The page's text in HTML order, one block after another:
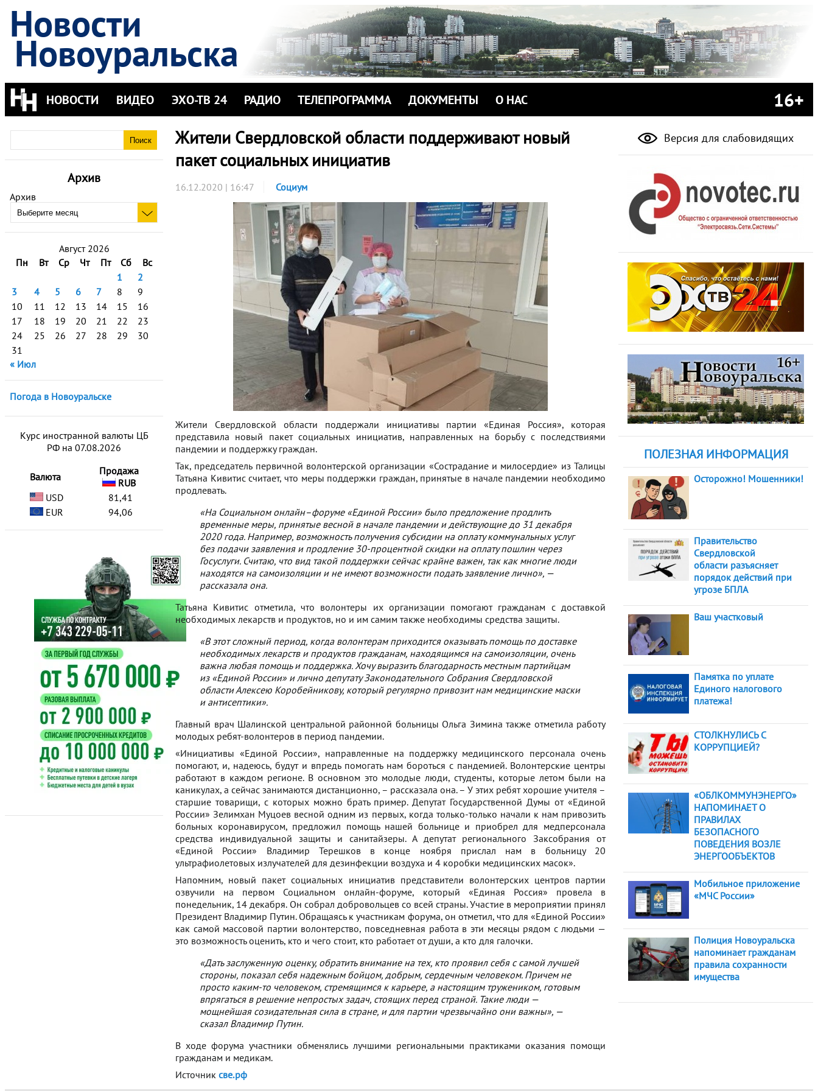
Новости
Новоуральска
НОВОСТИ ВИДЕО ЭХО-ТВ 24 РАДИО ТЕЛЕПРОГРАММА ДОКУМЕНТЫ О НАС 16+
Архив
Архив
Август 2026
Пн
Вт Ср Чт Пт Сб
Вс
1
2
3
4 5 6 7 8
9
10
11 12 13 14 15
16
17
18 19 20 21 22
23
24
25 26 27 28 29
30
31
« Июл
Погода в Новоуральске
Курс иностранной валюты ЦБ
РФ на 07.08.2026
Валюта
Продажа
RUB
USD
81,41
EUR
94,06
Жители Свердловской области поддерживают новый
пакет социальных инициатив
16.12.2020 | 16:47 Социум
Жители Свердловской области поддержали инициативы партии «Единая Россия», которая
представила новый пакет социальных инициатив, направленных на борьбу с последствиями
пандемии и поддержку граждан.
Так, председатель первичной волонтерской организации «Сострадание и милосердие» из Талицы
Татьяна Кивитис считает, что меры поддержки граждан, принятые в начале пандемии необходимо
продлевать.
«На Социальном онлайн–форуме «Единой России» было предложение продлить
временные меры, принятые весной в начале пандемии и действующие до 31 декабря
2020 года. Например, возможность получения субсидии на оплату коммунальных услуг
без подачи заявления и продление 30-процентной скидки на оплату пошлин через
Госуслуги. Считаю, что вид такой поддержки сейчас крайне важен, так как многие люди
находятся на самоизоляции и не имеют возможности подать заявление лично», —
рассказала она.
Татьяна Кивитис отметила, что волонтеры их организации помогают гражданам с доставкой
необходимых лекарств и продуктов, но и им самим также необходимы средства защиты.
«В этот сложный период, когда волонтерам приходится оказывать помощь по доставке
необходимых лекарств и продуктов гражданам, находящимся на самоизоляции, очень
важна любая помощь и поддержка. Хочу выразить благодарность местным партийцам
из «Единой России» и лично депутату Законодательного Собрания Свердловской
области Алексею Коробейникову, который регулярно привозит нам медицинские маски
и антисептики».
Главный врач Шалинской центральной районной больницы Ольга Зимина также отметила работу
молодых ребят-волонтеров в период пандемии.
«Инициативы «Единой России», направленные на поддержку медицинского персонала очень
помогают, и, надеюсь, будут и впредь помогать нам бороться с пандемией. Волонтерские центры
работают в каждом регионе. В основном это молодые люди, студенты, которые летом были на
каникулах, а сейчас занимаются дистанционно, – рассказала она. – У этих ребят хорошие учителя –
старшие товарищи, с которых можно брать пример. Депутат Государственной Думы от «Единой
России» Зелимхан Муцоев весной одним из первых, когда только-только начали к нам привозить
больных коронавирусом, предложил помощь нашей больнице и приобрел для медперсонала
средства индивидуальной защиты и санитайзеры. А депутат регионального Заксобрания от
«Единой России» Владимир Терешков в конце ноября прислал нам в больницу 20
ультрафиолетовых излучателей для дезинфекции воздуха и 4 коробки медицинских масок».
Напомним, новый пакет социальных инициатив представители волонтерских центров партии
озвучили на первом Социальном онлайн-форуме, который «Единая Россия» провела в
понедельник, 14 декабря. Он собрал добровольцев со всей страны. Участие в мероприятии принял
Президент Владимир Путин. Обращаясь к участникам форума, он отметил, что для «Единой России»
как самой массовой партии волонтерство, повседневная работа в эти месяцы рядом с людьми —
это возможность оценить, кто и чего стоит, кто работает от души, а кто для галочки.
«Дать заслуженную оценку, обратить внимание на тех, кто проявил себя с самой лучшей
стороны, показал себя надежным бойцом, добрым, сердечным человеком. Причем не
просто каким-то человеком, стремящимся к карьере, а настоящим тружеником, готовым
впрягаться в решение непростых задач, стоящих перед страной. Такие люди —
мощнейшая созидательная сила в стране, и для партии чрезвычайно они важны», —
сказал Владимир Путин.
В ходе форума участники обменялись лучшими региональными практиками оказания помощи
гражданам и медикам.
Источник све.рф
Версия для слабовидящих
ПОЛЕЗНАЯ ИНФОРМАЦИЯ
Осторожно! Мошенники!
Правительство
Свердловской
области разъясняет
порядок действий при
угрозе БПЛА
Ваш участковый
Памятка по уплате
Единого налогового
платежа!
СТОЛКНУЛИСЬ С
КОРРУПЦИЕЙ?
«ОБЛКОММУНЭНЕРГО»
НАПОМИНАЕТ О
ПРАВИЛАХ
БЕЗОПАСНОГО
ПОВЕДЕНИЯ ВОЗЛЕ
ЭНЕРГООБЪЕКТОВ
Мобильное приложение
«МЧС России»
Полиция Новоуральска
напоминает гражданам
правила сохранности
имущества